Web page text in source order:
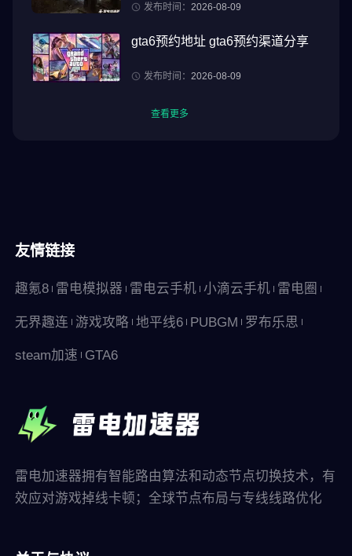
发布时间： 2026-08-09
gta6预约地址 gta6预约渠道分享
发布时间： 2026-08-09
查看更多
友情链接
趣氪8 雷电模拟器 雷电云手机 小滴云手机 雷电圈
无界趣连 游戏攻略 地平线6 PUBGM 罗布乐思
steam加速 GTA6
雷电加速器拥有智能路由算法和动态节点切换技术，有
效应对游戏掉线卡顿；全球节点布局与专线线路优化